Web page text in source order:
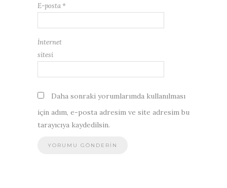
E-posta *
İnternet
sitesi
Daha sonraki yorumlarımda kullanılması
için adım, e-posta adresim ve site adresim bu
tarayıcıya kaydedilsin.